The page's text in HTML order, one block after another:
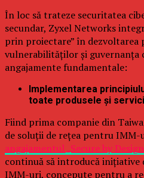
În loc să trateze securitatea
secundar, Zyxel Networks
prin proiectare” în dezvoltarea
vulnerabilităților și guvernanța
angajamente fundamentale:
Implementarea
toate produsele și
Fiind prima companie din
de soluții de rețea pentru IMM-
angajamentul „Secure by
continuă să introducă inițiative
IMM-uri, concepute pentru a